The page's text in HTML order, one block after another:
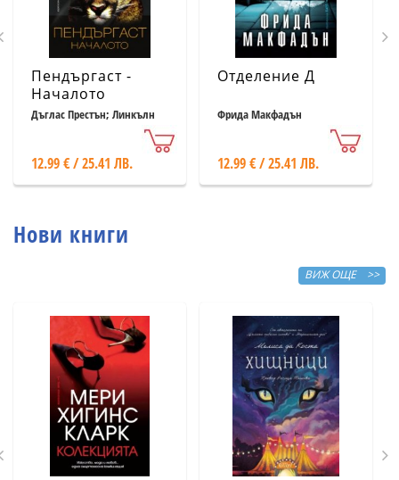
Пендъргаст -
Началото
Дъглас Престън; Линкълн
12.99 € / 25.41 ЛВ.
Отделение Д
Фрида Макфадън
12.99 € / 25.41 ЛВ.
Нови книги
ВИЖ ОЩЕ >>